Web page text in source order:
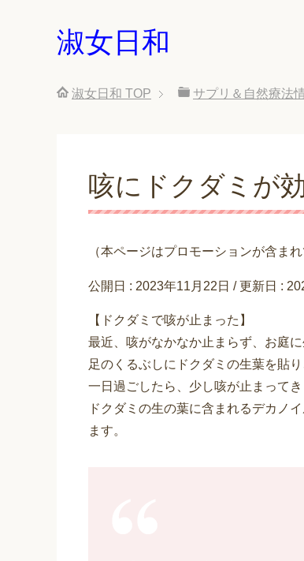
淑女日和
淑女日和 TOP サプリ＆自然療法
咳にドクダミが
（本ページはプロモーションが含まれ
公開日 : 2023年11月22日 / 更新日 :
【ドクダミで咳が止まった】
最近、咳がなかなか止まらず、お庭
足のくるぶしにドクダミの生葉を貼り
一日過ごしたら、少し咳が止まってき
ドクダミの生の葉に含まれるデカノ
ます。